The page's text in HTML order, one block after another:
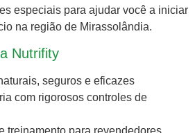
especiais para ajudar você a iniciar
na região de Mirassolândia.
Nutrifity
seguros e eficazes
com rigorosos controles de
treinamento para revendedores